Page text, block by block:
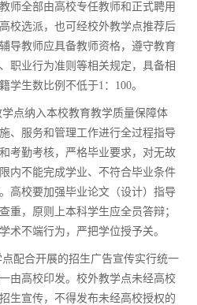
师全部由高校专任教师和正式聘用
校选派，也可经校外教学点推荐后
导教师应具备教师资格，遵守教育
职业行为准则等相关规定，具备相
学生数比例不低于1：100。
点纳入本校教育教学质量保障体
、服务和管理工作进行全过程指导
考勤考核，严格毕业要求，对无故
内不能完成学业、不符合毕业条件
高校要加强毕业论文（设计）指导
重，原则上本科学生应全员答辩；
术不端行为，严把学位授予关。
配合开展的招生广告宣传实行统一
由高校印发。校外教学点未经高校
生宣传，不得发布未经高校授权的